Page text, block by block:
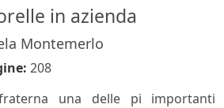
in azienda
Montemerlo
208
una delle pi